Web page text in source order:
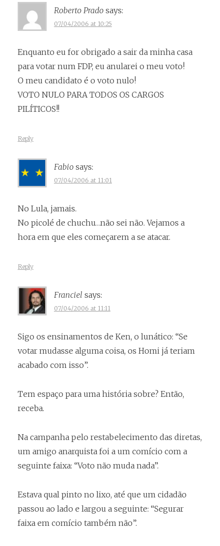
Roberto Prado says:
07/04/2006 at 10:25
Enquanto eu for obrigado a sair da minha casa
para votar num FDP, eu anularei o meu voto!
O meu candidato é o voto nulo!
VOTO NULO PARA TODOS OS CARGOS
PILÍTICOS!!
Reply
Fabio says:
07/04/2006 at 11:01
No Lula, jamais.
No picolé de chuchu…não sei não. Vejamos a
hora em que eles começarem a se atacar.
Reply
Franciel says:
07/04/2006 at 11:11
Sigo os ensinamentos de Ken, o lunático: “Se
votar mudasse alguma coisa, os Homi já teriam
acabado com isso”.
Tem espaço para uma história sobre? Então,
receba.
Na campanha pelo restabelecimento das diretas,
um amigo anarquista foi a um comício com a
seguinte faixa: “Voto não muda nada”.
Estava qual pinto no lixo, até que um cidadão
passou ao lado e largou a seguinte: “Segurar
faixa em comício também não”.